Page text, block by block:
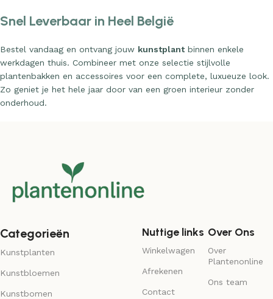
Snel Leverbaar in Heel België
Bestel vandaag en ontvang jouw kunstplantbinnen enkele
werkdagen thuis. Combineer met onze selectie stijlvolle
plantenbakken en accessoires voor een complete, luxueuze look.
Zo geniet je het hele jaar door van een groen interieur zonder
onderhoud.
Categorieën
Kunstplanten
Kunstbloemen
Kunstbomen
Nuttige links
Winkelwagen
Afrekenen
Contact
Over Ons
Over
Plantenonline
Ons team